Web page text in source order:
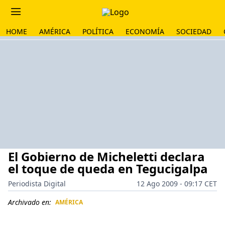
HOME AMÉRICA POLÍTICA ECONOMÍA SOCIEDAD
El Gobierno de Micheletti declara
el toque de queda en Tegucigalpa
Periodista Digital
12 Ago 2009 - 09:17 CET
Archivado en: AMÉRICA